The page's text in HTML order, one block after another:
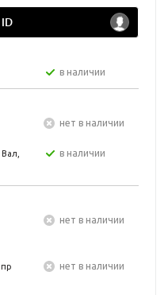
в наличии
Нет в наличии
в наличии
Нет в наличии
Нет в наличии